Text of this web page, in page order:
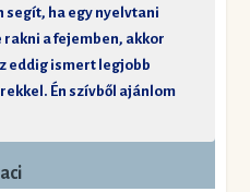
segít, ha egy nyelvtani
a fejemben, akkor
eddig ismert legjobb
Én szívből ajánlom